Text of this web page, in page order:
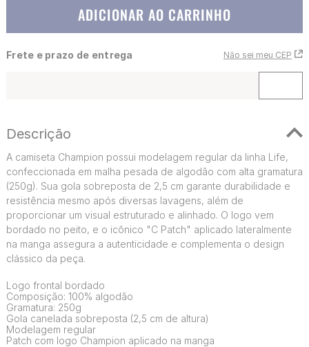
ADICIONAR AO CARRINHO
Frete e prazo de entrega Não sei meu CEP
Descrição
A camiseta Champion possui modelagem regular da linha Life,
confeccionada em malha pesada de algodão com alta gramatura
(250g). Sua gola sobreposta de 2,5 cm garante durabilidade e
resistência mesmo após diversas lavagens, além de
proporcionar um visual estruturado e alinhado. O logo vem
bordado no peito, e o icônico "C Patch" aplicado lateralmente
na manga assegura a autenticidade e complementa o design
clássico da peça.
Logo frontal bordado
Composição: 100% algodão
Gramatura: 250g
Gola canelada sobreposta (2,5 cm de altura)
Modelagem regular
Patch com logo Champion aplicado na manga